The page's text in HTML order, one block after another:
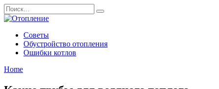
Перейти
к
Search
for:
Советы
Обустройство отопления
Ошибки котлов
Home